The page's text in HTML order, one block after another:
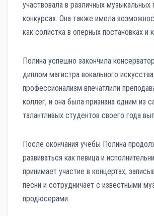
участвовала в различных музыкальных
конкурсах. Она также имела
как солистка в оперных постановках и
Полина успешно закончила
диплом магистра вокального
профессионализм впечатлили
коллег, и она была признана одним из
талантливых студентов своего года
После окончания учебы Полина
развиваться как певица и
принимает участие в концертах,
песни и сотрудничает с известными
продюсерами.